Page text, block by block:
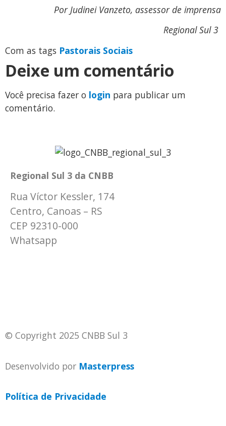
Por Judinei Vanzeto, assessor de imprensa
Regional Sul 3
Com as tags Pastorais Sociais
Deixe um comentário
Você precisa fazer o login para publicar um
comentário.
Regional Sul 3 da CNBB
Rua Víctor Kessler, 174
Centro, Canoas – RS
CEP 92310-000
Whatsapp
© Copyright 2025 CNBB Sul 3
Desenvolvido por Masterpress
Política de Privacidade